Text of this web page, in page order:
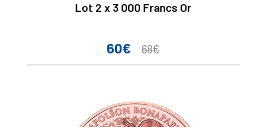
Lot 2 x 3 000 Francs Or
Prix
60€
Prix
68€